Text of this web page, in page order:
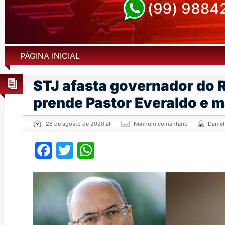
PÁGINA INICIAL
STJ afasta governador do
prende Pastor Everaldo e
28 de agosto de 2020 at Nenhum comentário
Facebook
Twitter